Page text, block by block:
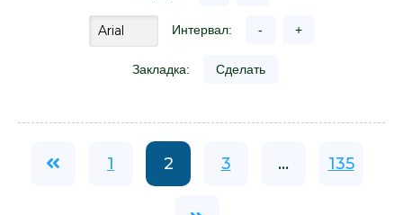
Интервал: - +
Закладка: Сделать
1 2 3 ... 135